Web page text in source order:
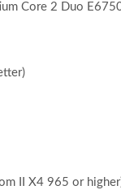
Core 2 Duo
II X4 965 or